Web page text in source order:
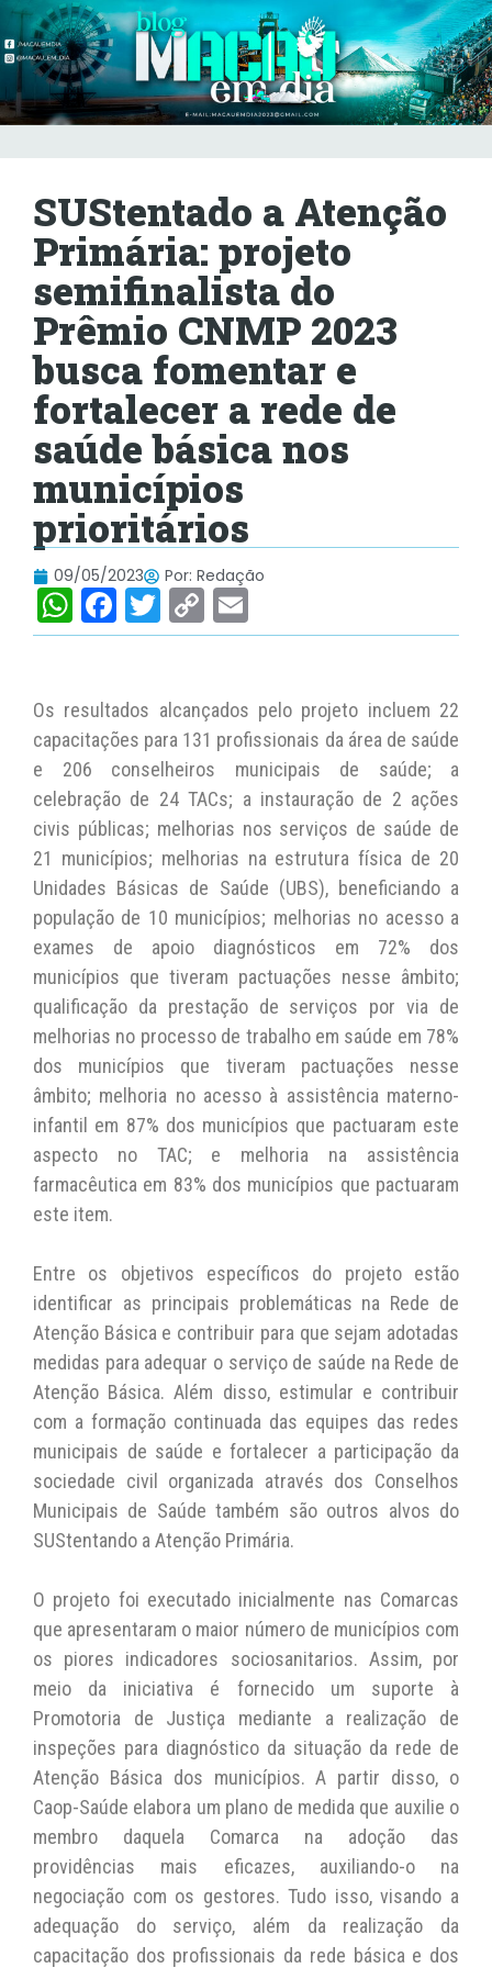
SUStentado a Atenção
Primária: projeto
semifinalista do
Prêmio CNMP 2023
busca fomentar e
fortalecer a rede de
saúde básica nos
municípios
prioritários
09/05/2023 Por: Redação
W
h
s
A
p
p
F
a
e
b
o
o
k
T
w
er
C
o
y
Li
n
k
m
Os resultados alcançados pelo projeto incluem 22
capacitações para 131 profissionais da área de saúde
e 206 conselheiros municipais de saúde; a
celebração de 24 TACs; a instauração de 2 ações
civis públicas; melhorias nos serviços de saúde de
21 municípios; melhorias na estrutura física de 20
Unidades Básicas de Saúde (UBS), beneficiando a
população de 10 municípios; melhorias no acesso a
exames de apoio diagnósticos em 72% dos
municípios que tiveram pactuações nesse âmbito;
qualificação da prestação de serviços por via de
melhorias no processo de trabalho em saúde em 78%
dos municípios que tiveram pactuações nesse
âmbito; melhoria no acesso à assistência materno-
infantil em 87% dos municípios que pactuaram este
aspecto no TAC; e melhoria na assistência
farmacêutica em 83% dos municípios que pactuaram
este item.
Entre os objetivos específicos do projeto estão
identificar as principais problemáticas na Rede de
Atenção Básica e contribuir para que sejam adotadas
medidas para adequar o serviço de saúde na Rede de
Atenção Básica. Além disso, estimular e contribuir
com a formação continuada das equipes das redes
municipais de saúde e fortalecer a participação da
sociedade civil organizada através dos Conselhos
Municipais de Saúde também são outros alvos do
SUStentando a Atenção Primária.
O projeto foi executado inicialmente nas Comarcas
que apresentaram o maior número de municípios com
os piores indicadores sociosanitarios. Assim, por
meio da iniciativa é fornecido um suporte à
Promotoria de Justiça mediante a realização de
inspeções para diagnóstico da situação da rede de
Atenção Básica dos municípios. A partir disso, o
Caop-Saúde elabora um plano de medida que auxilie o
membro daquela Comarca na adoção das
providências mais eficazes, auxiliando-o na
negociação com os gestores. Tudo isso, visando a
adequação do serviço, além da realização da
capacitação dos profissionais da rede básica e dos